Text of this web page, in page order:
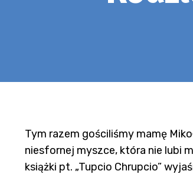
Tym razem gościliśmy mamę
niesfornej myszce, która nie lubi
książki pt. „Tupcio Chrupcio”